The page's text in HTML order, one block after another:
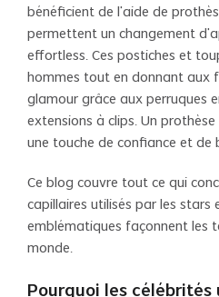
bénéficient de l’aide de
permettent un changement
effortless. Ces postiches et
hommes tout en donnant aux
glamour grâce aux perruques
extensions à clips. Un
une touche de confiance et de
Ce blog couvre tout ce qui
capillaires utilisés par les stars
emblématiques façonnent les
monde.
Pourquoi les